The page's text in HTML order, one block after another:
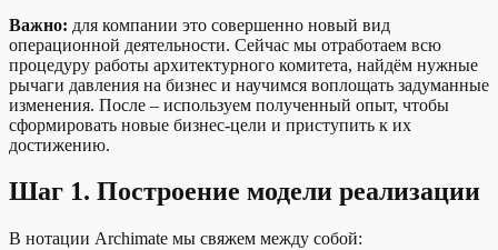
Важно: для компании это совершенно новый вид
операционной деятельности. Сейчас мы отработаем всю
процедуру работы архитектурного комитета, найдём нужные
рычаги давления на бизнес и научимся воплощать задуманные
изменения. После – используем полученный опыт, чтобы
сформировать новые бизнес-цели и приступить к их
достижению.
Шаг 1. Построение модели реализации
В нотации Archimate мы свяжем между собой: